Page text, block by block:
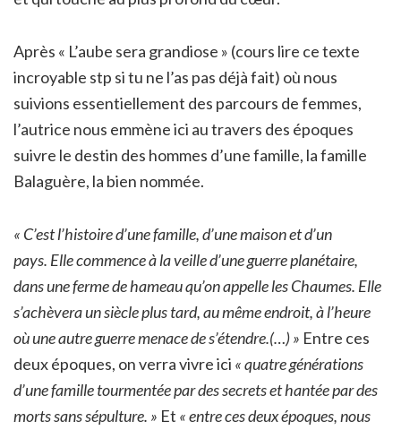
Après « L’aube sera grandiose » (cours lire ce texte
incroyable stp si tu ne l’as pas déjà fait) où nous
suivions essentiellement des parcours de femmes,
l’autrice nous emmène ici au travers des époques
suivre le destin des hommes d’une famille, la famille
Balaguère, la bien nommée.
« C’est l’histoire d’une famille, d’une maison et d’un
pays. Elle commence à la veille d’une guerre planétaire,
dans une ferme de hameau qu’on appelle les Chaumes. Elle
s’achèvera un siècle plus tard, au même endroit, à l’heure
où une autre guerre menace de s’étendre.(…) » Entre ces
deux époques, on verra vivre ici « quatre générations
d’une famille tourmentée par des secrets et hantée par des
morts sans sépulture. » Et « entre ces deux époques, nous